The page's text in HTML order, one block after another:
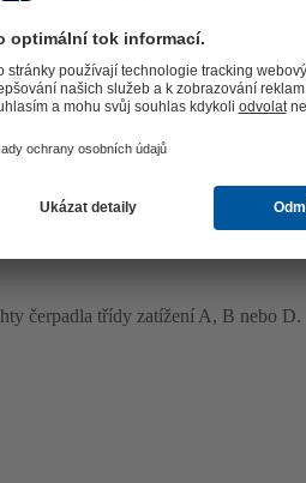
čerpadla třídy zatížení A, B nebo D.